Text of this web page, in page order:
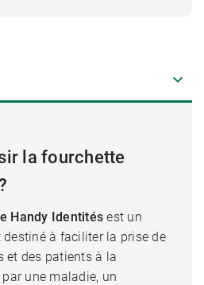
la fourchette
Handy Identités est un
à faciliter la prise de
et des patients à la
une maladie, un